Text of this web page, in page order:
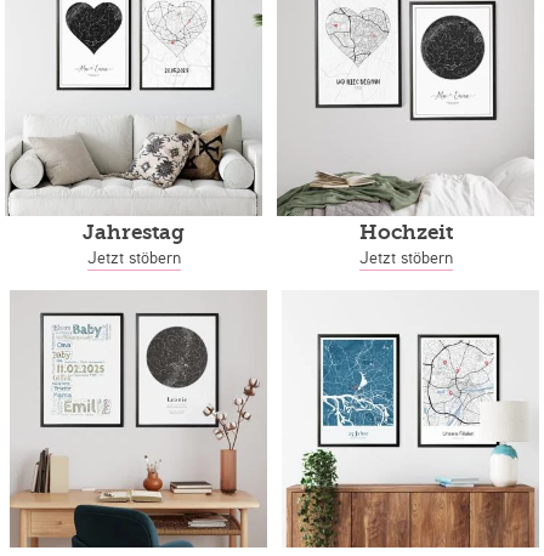
Jahrestag
Jetzt stöbern
Hochzeit
Jetzt stöbern